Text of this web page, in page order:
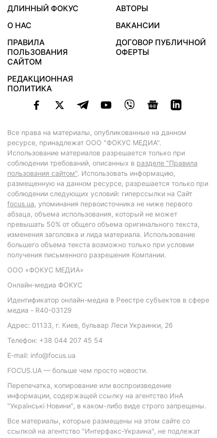
ДЛИННЫЙ ФОКУС
АВТОРЫ
О НАС
ВАКАНСИИ
ПРАВИЛА
ПОЛЬЗОВАНИЯ
САЙТОМ
ДОГОВОР ПУБЛИЧНОЙ
ОФЕРТЫ
РЕДАКЦИОННАЯ
ПОЛИТИКА
Все права на материалы, опубликованные на данном
ресурсе, принадлежат ООО "ФОКУС МЕДИА".
Использование материалов разрешается только при
соблюдении требований, описанных в разделе "Правила
пользования сайтом". Использовать информацию,
размещенную на данном ресурсе, разрешается только при
соблюдении следующих условий: гиперссылки на Сайт
focus.ua, упоминания первоисточника не ниже первого
абзаца, объема использования, который не может
превышать 50% от общего объема оригинального текста,
изменения заголовка и лида материала. Использование
большего объема текста возможно только при условии
получения письменного разрешения Компании.
ООО «ФОКУС МЕДИА»
Онлайн-медиа ФОКУС
Идентификатор онлайн-медиа в Реестре субъектов в сфере
медиа - R40-03129
Адрес: 01133, г. Киев, бульвар Леси Украинки, 26
Телефон: +38 044 207 45 54
E-mail: info@focus.ua
FOCUS.UA — больше чем просто новости.
Перепечатка, копирование или воспроизведение
информации, содержащей ссылку на агентство ИнА
"Українські Новини", в каком-либо виде строго запрещены.
Все материалы, которые размещены на этом сайте со
ссылкой на агентство "Интерфакс-Украина", не подлежат